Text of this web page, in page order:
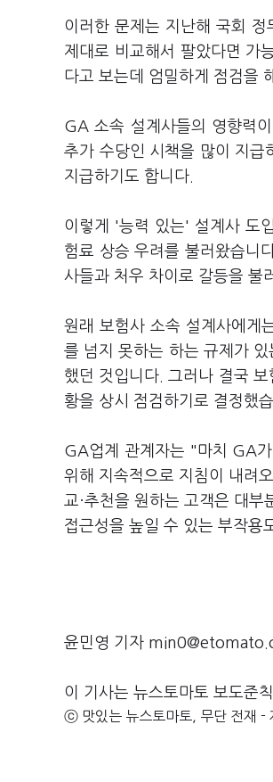
이러한 문제는 지난해 국회
제대로 비교해서 팔았다면 가
다고 보는데 엄밀하게 점검을
GA 소속 설계사들의 영향력
추가 수당인 시책을 많이 지급
지급하기도 합니다.
이렇게 '능력 있는' 설계사 도
험료 상승 우려를 불러왔습니
사들과 처우 차이로 갈등을 불
원래 보험사 소속 설계사에게
를 넘지 못하는 하는 규제가
했던 것입니다. 그러나 결국
황을 상시 점검하기로 결정했
GA업계 관계자는 "마치 GA
위해 지속적으로 지침이 내려
교·추천을 원하는 고객은 대
접근성을 높일 수 있는 부작용
윤민영 기자
이 기사는 뉴스토마토 보도준
ⓒ 맛있는 뉴스토마토, 무단 전재 -